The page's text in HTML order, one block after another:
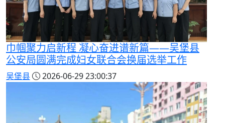
巾帼聚力启新程 凝心奋进谱新篇——吴堡县
公安局圆满完成妇女联合会换届选举工作
吴堡县 2026-06-29 23:00:37